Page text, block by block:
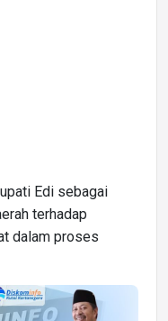
Edi sebagai
terhadap
dalam proses